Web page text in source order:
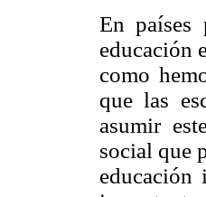
En países
educación
como
que las
asumir
social que
educación